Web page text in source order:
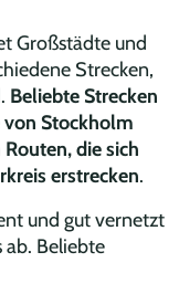
Großstädte und
Strecken,
Beliebte Strecken
von Stockholm
die sich
erstrecken.
und gut vernetzt
ab. Beliebte